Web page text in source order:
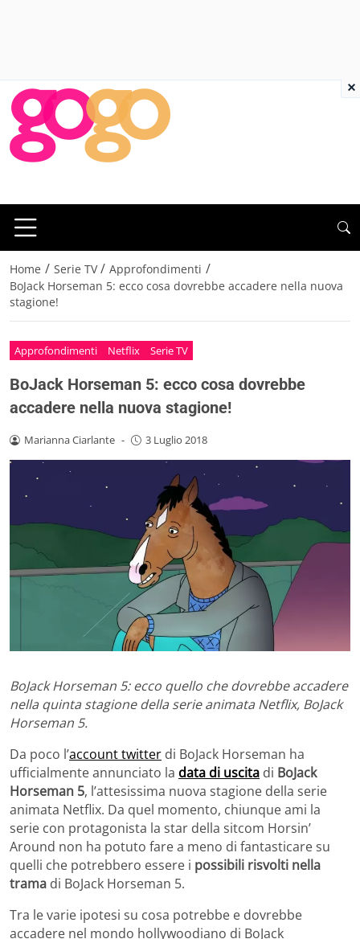
Home / Serie TV / Approfondimenti /
BoJack Horseman 5: ecco cosa dovrebbe accadere nella nuova
stagione!
Approfondimenti Netflix Serie TV
BoJack Horseman 5: ecco cosa dovrebbe
accadere nella nuova stagione!
Marianna Ciarlante - 3 Luglio 2018
BoJack Horseman 5: ecco quello che dovrebbe accadere
nella quinta stagione della serie animata Netflix, BoJack
Horseman 5.
Da poco l’account twitter di BoJack Horseman ha
ufficialmente annunciato la data di uscita di BoJack
Horseman 5, l’attesissima nuova stagione della serie
animata Netflix. Da quel momento, chiunque ami la
serie con protagonista la star della sitcom Horsin’
Around non ha potuto fare a meno di fantasticare su
quelli che potrebbero essere i possibili risvolti nella
trama di BoJack Horseman 5.
Tra le varie ipotesi su cosa potrebbe e dovrebbe
accadere nel mondo hollywoodiano di BoJack
×